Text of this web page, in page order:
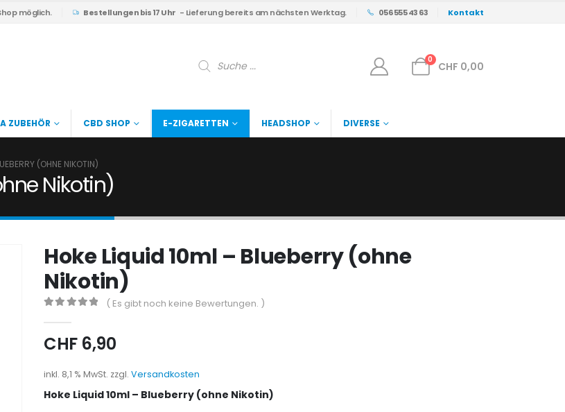
möglich. Bestellungen bis 17 Uhr - Lieferung bereits am nächsten Werktag. 056 555 43 63 Kontakt
Products
search
0
CHF 0,00
ZUBEHÖR CBD SHOP E-ZIGARETTEN HEADSHOP DIVERSE
(OHNE NIKOTIN)
Nikotin)
Hoke Liquid 10ml – Blueberry (ohne
Nikotin)
( Es gibt noch keine Bewertungen. )
CHF6,90
inkl. 8,1 % MwSt. zzgl. Versandkosten
Hoke Liquid 10ml – Blueberry (ohne Nikotin)